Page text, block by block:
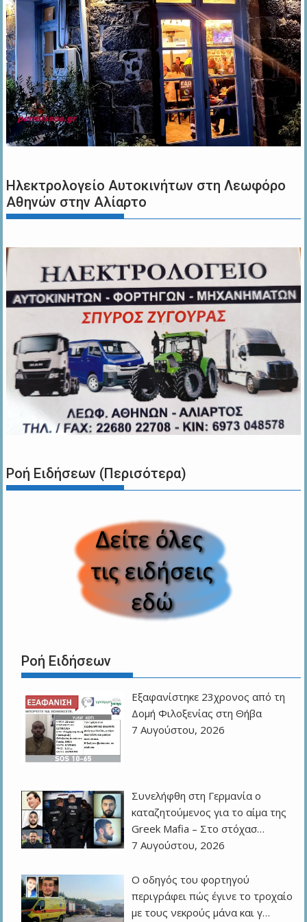
Ηλεκτρολογείο Αυτοκινήτων στη Λεωφόρο
Αθηνών στην Αλίαρτο
Ροή Ειδήσεων (Περισότερα)
Ροή Ειδήσεων
Εξαφανίστηκε 23χρονος από τη
Δομή Φιλοξενίας στη Θήβα
7 Αυγούστου, 2026
Συνελήφθη στη Γερμανία ο
καταζητούμενος για το αίμα της
Greek Mafia – Στο στόχασ…
7 Αυγούστου, 2026
Ο οδηγός του φορτηγού
περιγράφει πώς έγινε το τροχαίο
με τους νεκρούς μάνα και γ…